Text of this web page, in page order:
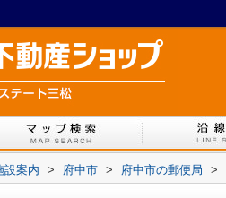
設案内 > 府中市 > 府中市の郵便局 >